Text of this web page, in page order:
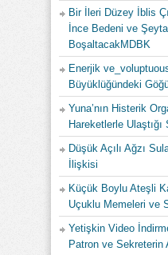
Bir İleri Düzey İblis
İnce Bedeni ve
BoşaltacakMDBK
Enerjik
Büyüklüğündeki
Yuna’nın Histerik
Hareketlerle Ulaştığı
Düşük Açılı Ağzı
İlişkisi
Küçük Boylu Ateşli
Uçuklu Memeleri ve
Yetişkin Video
Patron ve